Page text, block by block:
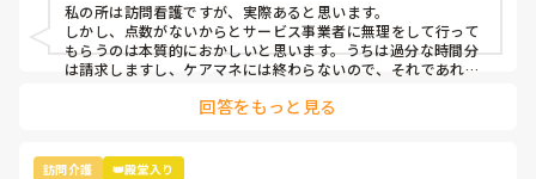
私の所は訪問看護ですが、実際あると思います。
しかし、点数がないからとサービス事業者に無理をして行って
もらうのは本質的におかしいと思います。うちは過分な時間分
は請求しますし、ケアマネには終わらないので、それであれば
回答をもっと見る
訪問介護 👑殿堂入り